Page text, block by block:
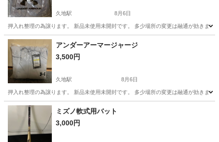
久地駅 8月6日
押入れ整理の為譲ります。 新品未使用未開封です。 多少場所の変更は融通が効きま
神奈川 川崎市 久地駅 スポーツウェア
アンダーアーマージャージ
3,500円
久地駅 8月6日
押入れ整理の為譲ります。 新品未使用未開封です。 多少場所の変更は融通が効きま
神奈川 川崎市 久地駅 スポーツウェア
ミズノ軟式用バット
3,000円